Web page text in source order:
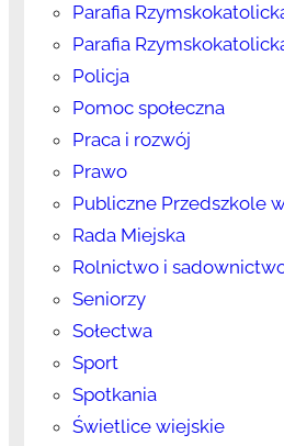
Parafia
Parafia
Policja
Pomoc społeczna
Praca i rozwój
Prawo
Publiczne Przedszkole
Rada Miejska
Rolnictwo i
Seniorzy
Sołectwa
Sport
Spotkania
Świetlice wiejskie